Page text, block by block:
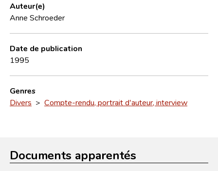
Auteur(e)
Anne Schroeder
Date de publication
1995
Genres
Divers > Compte-rendu, portrait d'auteur, interview
Documents apparentés